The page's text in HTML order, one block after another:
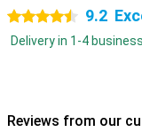
4.5 stars 9.2
Delivery in 1-4
Reviews from our